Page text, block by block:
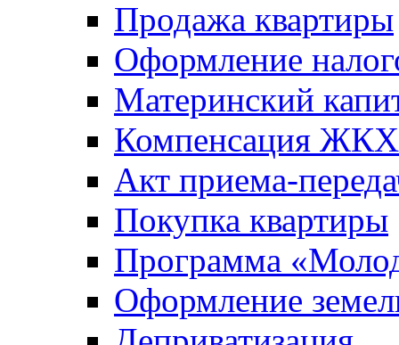
Продажа квартиры
Оформление
Материнский
Компенсация ЖКХ
Акт приема-
Покупка квартиры
Программа
Оформление